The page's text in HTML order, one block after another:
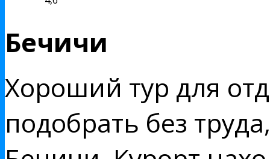
Бечичи
Хороший тур для
подобрать без